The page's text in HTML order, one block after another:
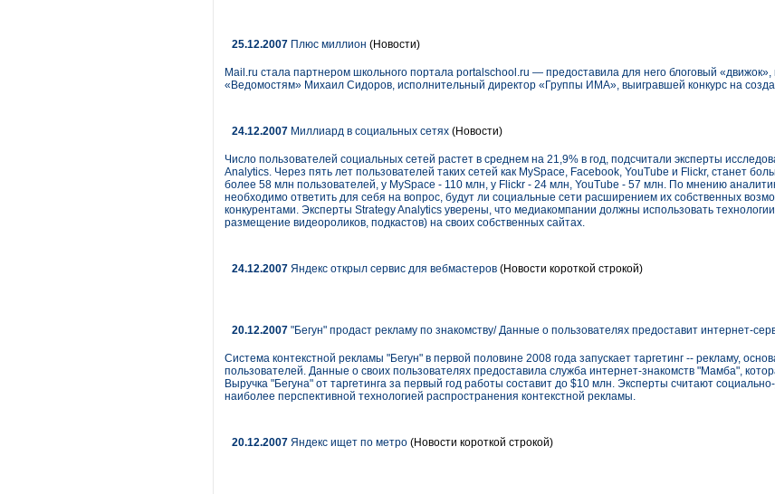
25.12.2007 Плюс миллион (Новости)
Mail.ru стала партнером школьного портала portalschool.ru — предоставила для него блоговый «движок»,
«Ведомостям» Михаил Сидоров, исполнительный директор «Группы ИМА», выигравшей конкурс на
24.12.2007 Миллиард в социальных сетях (Новости)
Число пользователей социальных сетей растет в среднем на 21,9% в год, подсчитали эксперты
Analytics. Через пять лет пользователей таких сетей как MySpace, Facebook, YouTube и Flickr, станет
более 58 млн пользователей, у MySpace - 110 млн, у Flickr - 24 млн, YouTube - 57 млн. По мнению
необходимо ответить для себя на вопрос, будут ли социальные сети расширением их собственных
конкурентами. Эксперты Strategy Analytics уверены, что медиакомпании должны использовать
размещение видеороликов, подкастов) на своих собственных сайтах.
24.12.2007 Яндекс открыл сервис для вебмастеров (Новости короткой строкой)
20.12.2007 "Бегун" продаст рекламу по знакомству/ Данные о пользователях предоставит интернет-
Система контекстной рекламы "Бегун" в первой половине 2008 года запускает таргетинг -- рекламу,
пользователей. Данные о своих пользователях предоставила служба интернет-знакомств "Мамба",
Выручка "Бегуна" от таргетинга за первый год работы составит до $10 млн. Эксперты считают
наиболее перспективной технологией распространения контекстной рекламы.
20.12.2007 Яндекс ищет по метро (Новости короткой строкой)